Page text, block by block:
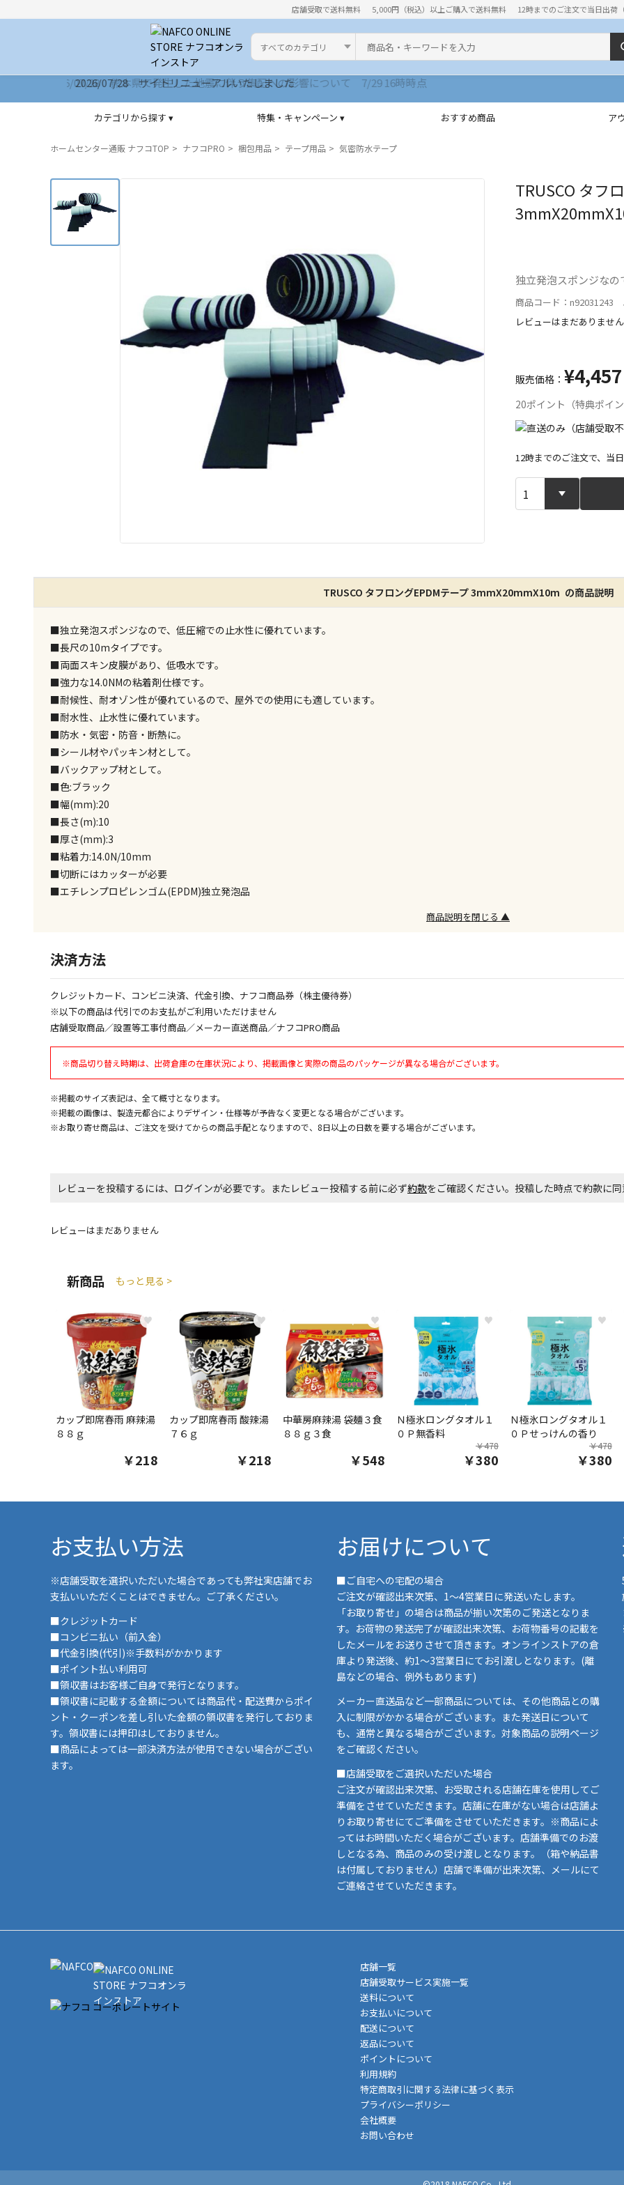
店舗受取で送料無料 5,000円（税込）以上ご購入で送料無料 12時までのご注文で当日出荷（
カテゴリ
検索キーワード
2026/07/28 サイトリニューアルいたしました
カテゴリから探す ▾ 特集・キャンペーン ▾ おすすめ商品 ア
ホームセンター通販 ナフコTOP ナフコPRO 梱包用品 テープ用品 気密防水テープ
TRUSCO タフ
独立発泡スポンジなの
商品コード：n92031243
レビューはまだありません
販売価格： ¥4,457
20ポイント（特典ポイン
宅配や店舗
特定の店舗
ん）
お見積商品
ます。
12時までのご注文で、当
TRUSCO タフロングEPDMテープ 3mmX20mmX10m の商品説明
■独立発泡スポンジなので、低圧縮での止水性に優れています。
■長尺の10mタイプです。
■両面スキン皮膜があり、低吸水です。
■強力な14.0NMの粘着剤仕様です。
■耐候性、耐オゾン性が優れているので、屋外での使用にも適しています。
■耐水性、止水性に優れています。
■防水・気密・防音・断熱に。
■シール材やパッキン材として。
■バックアップ材として。
■色:ブラック
■幅(mm):20
■長さ(m):10
■厚さ(mm):3
■粘着力:14.0N/10mm
■切断にはカッターが必要
■エチレンプロピレンゴム(EPDM)独立発泡品
商品説明を閉じる ▲
決済方法
クレジットカード、コンビニ決済、代金引換、ナフコ商品券（株主優待券）
※以下の商品は代引でのお支払がご利用いただけません
店舗受取商品／設置等工事付商品／メーカー直送商品／ナフコPRO商品
※商品切り替え時期は、出荷倉庫の在庫状況により、掲載画像と実際の商品のパッケージが異なる場合がございます。
※掲載のサイズ表記は、全て概寸となります。
※掲載の画像は、製造元都合によりデザイン・仕様等が予告なく変更となる場合がございます。
※お取り寄せ商品は、ご注文を受けてからの商品手配となりますので、8日以上の日数を要する場合がございます。
レビューを投稿するには、ログインが必要です。またレビュー投稿する前に必ず約款をご確認ください。投稿した時点で約款
レビューはまだありません
新商品 もっと見る >
♥
カップ即席春雨 麻辣湯
８８ｇ
￥218
♥
カップ即席春雨 酸辣湯
７６ｇ
￥218
♥
中華房麻辣湯 袋麺３食
８８ｇ３食
￥548
♥
Ｎ極氷ロングタオル１
０Ｐ無香料
￥478
￥380
♥
Ｎ極氷ロングタオル１
０Ｐせっけんの香り
￥478
￥380
お支払い方法
※店舗受取を選択いただいた場合であっても弊社実店舗でお
支払いいただくことはできません。ご了承ください。
■クレジットカード
■コンビニ払い（前入金）
■代金引換(代引)※手数料がかかります
■ポイント払い利用可
■領収書はお客様ご自身で発行となります。
■領収書に記載する金額については商品代・配送費からポイ
ント・クーポンを差し引いた金額の領収書を発行しておりま
す。領収書には押印はしておりません。
■商品によっては一部決済方法が使用できない場合がござい
ます。
お届けについて
■ご自宅への宅配の場合
ご注文が確認出来次第、1～4営業日に発送いたします。
「お取り寄せ」の場合は商品が揃い次第のご発送となりま
す。お荷物の発送完了が確認出来次第、お荷物番号の記載を
したメールをお送りさせて頂きます。オンラインストアの倉
庫より発送後、約1～3営業日にてお引渡しとなります。(離
島などの場合、例外もあります)
メーカー直送品など一部商品については、その他商品との購
入に制限がかかる場合がございます。また発送日について
も、通常と異なる場合がございます。対象商品の説明ページ
をご確認ください。
■店舗受取をご選択いただいた場合
ご注文が確認出来次第、お受取される店舗在庫を使用してご
準備をさせていただきます。店舗に在庫がない場合は店舗よ
りお取り寄せにてご準備をさせていただきます。※商品によ
ってはお時間いただく場合がございます。店舗準備でのお渡
しとなる為、商品のみの受け渡しとなります。（箱や納品書
は付属しておりません）店舗で準備が出来次第、メールにて
ご連絡させていただきます。
店舗一覧
店舗受取サービス実施一覧
送料について
お支払いについて
配送について
返品について
ポイントについて
利用規約
特定商取引に関する法律に基づく表示
プライバシーポリシー
会社概要
お問い合わせ